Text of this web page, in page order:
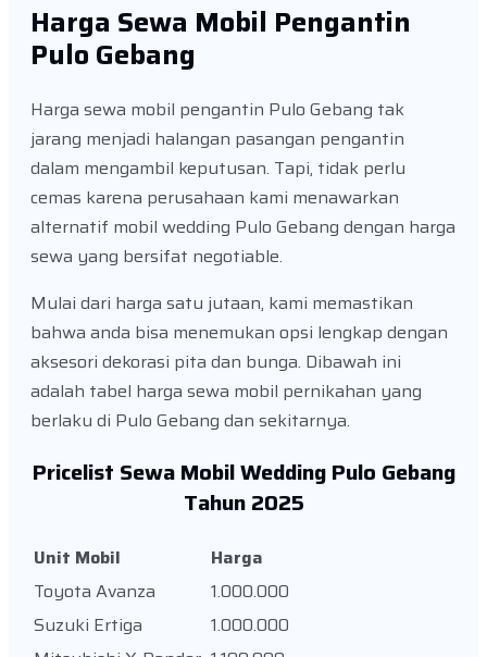
Harga Sewa Mobil Pengantin
Pulo Gebang
Harga sewa mobil pengantin Pulo Gebang tak
jarang menjadi halangan pasangan pengantin
dalam mengambil keputusan. Tapi, tidak perlu
cemas karena perusahaan kami menawarkan
alternatif mobil wedding Pulo Gebang dengan harga
sewa yang bersifat negotiable.
Mulai dari harga satu jutaan, kami memastikan
bahwa anda bisa menemukan opsi lengkap dengan
aksesori dekorasi pita dan bunga. Dibawah ini
adalah tabel harga sewa mobil pernikahan yang
berlaku di Pulo Gebang dan sekitarnya.
Pricelist Sewa Mobil Wedding Pulo Gebang
Tahun 2025
Unit Mobil
Harga
Toyota Avanza
1.000.000
Suzuki Ertiga
1.000.000